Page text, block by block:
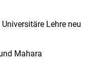
Lehre neu
Mahara